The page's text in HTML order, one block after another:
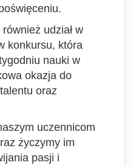
udział w
konkursu, która
nauki w
okazja do
oraz
uczennicom
życzymy im
pasji i